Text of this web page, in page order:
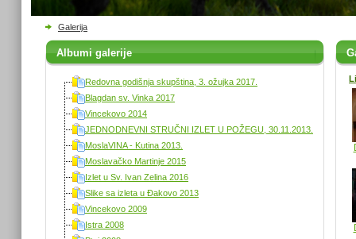
Galerija
Albumi galerije
Redovna godišnja skupština, 3. ožujka 2017.
Blagdan sv. Vinka 2017
Vincekovo 2014
JEDNODNEVNI STRUČNI IZLET U POŽEGU, 30.11.2013.
MoslaVINA - Kutina 2013.
Moslavačko Martinje 2015
Izlet u Sv. Ivan Zelina 2016
Slike sa izleta u Đakovo 2013
Vincekovo 2009
Istra 2008